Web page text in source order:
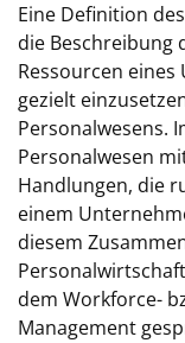
Eine Definition
die Beschreibung
Ressourcen
gezielt
Personalwesens.
Personalwesen
Handlungen, die
einem
diesem
dem Workforce-
Management